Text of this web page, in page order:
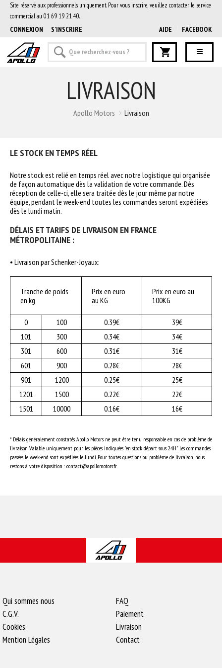
Site réservé aux professionnels uniquement. Pour vous inscrire, veuillez contacter le service
commercial au 01 69 19 21 40.
CONNEXION S'INSCRIRE AIDE FACEBOOK
LIVRAISON
Apollo Motors Livraison
LE STOCK EN TEMPS RÉEL
Notre stock est relié en temps réel avec notre logistique qui organisée
de façon automatique dès la validation de votre commande. Dès
réception de celle-ci, elle sera traitée dès le jour même par notre
équipe, pendant le week-end toutes les commandes seront expédiées
dès le lundi matin.
DÉLAIS ET TARIFS DE LIVRAISON EN FRANCE
MÉTROPOLITAINE :
• Livraison par Schenker-Joyaux:
Tranche de poids
en kg
Prix en euro
au KG
Prix en euro au
100KG
0 100 0.39€
39€
101
300 0.34€
34€
301
600 0.31€
31€
601
900 0.28€
28€
901
1200 0.25€
25€
1201
1500 0.22€
22€
1501
10000 0.16€ 16€
* Délais généralement constatés. Apollo Motors ne peut être tenu responsable en cas de problème de
livraison. Valable uniquement pour les pièces indiquées "en stock départ sous 24H". Les commandes
passées le week-end sont expédiées le lundi. Pour toutes questions ou problème de livraison, nous
restons à votre disposition : contact@apollomotors.fr
Qui sommes nous
C.G.V.
Cookies
Mention Légales
FAQ
Paiement
Livraison
Contact